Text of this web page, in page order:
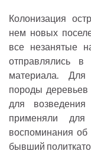
Колонизация
нем новых
все незанятые
отправлялись в
материала. Для
породы деревьев
для
применяли
воспоминания об
бывший